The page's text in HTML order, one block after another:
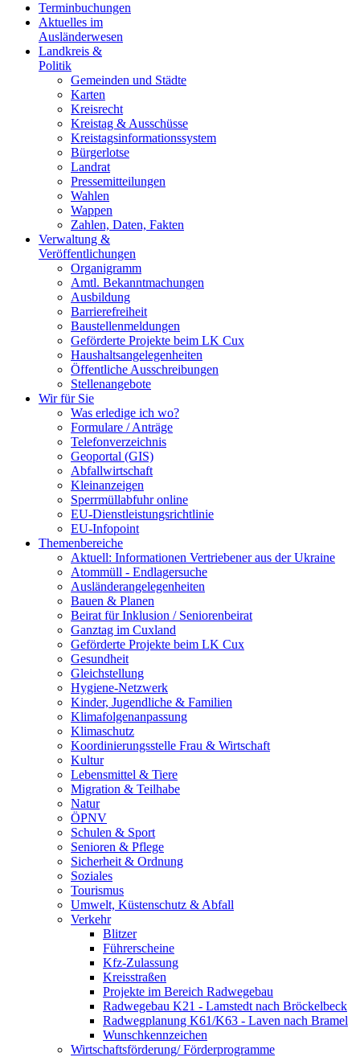
Terminbuchungen
Aktuelles im
Ausländerwesen
Landkreis &
Politik
Gemeinden und Städte
Karten
Kreisrecht
Kreistag & Ausschüsse
Kreistagsinformationssystem
Bürgerlotse
Landrat
Pressemitteilungen
Wahlen
Wappen
Zahlen, Daten, Fakten
Verwaltung &
Veröffentlichungen
Organigramm
Amtl. Bekanntmachungen
Ausbildung
Barrierefreiheit
Baustellenmeldungen
Geförderte Projekte beim LK Cux
Haushaltsangelegenheiten
Öffentliche Ausschreibungen
Stellenangebote
Wir für Sie
Was erledige ich wo?
Formulare / Anträge
Telefonverzeichnis
Geoportal (GIS)
Abfallwirtschaft
Kleinanzeigen
Sperrmüllabfuhr online
EU-Dienstleistungsrichtlinie
EU-Infopoint
Themenbereiche
Aktuell: Informationen Vertriebener aus der Ukraine
Atommüll - Endlagersuche
Ausländerangelegenheiten
Bauen & Planen
Beirat für Inklusion / Seniorenbeirat
Ganztag im Cuxland
Geförderte Projekte beim LK Cux
Gesundheit
Gleichstellung
Hygiene-Netzwerk
Kinder, Jugendliche & Familien
Klimafolgenanpassung
Klimaschutz
Koordinierungsstelle Frau & Wirtschaft
Kultur
Lebensmittel & Tiere
Migration & Teilhabe
Natur
ÖPNV
Schulen & Sport
Senioren & Pflege
Sicherheit & Ordnung
Soziales
Tourismus
Umwelt, Küstenschutz & Abfall
Verkehr
Blitzer
Führerscheine
Kfz-Zulassung
Kreisstraßen
Projekte im Bereich Radwegebau
Radwegebau K21 - Lamstedt nach Bröckelbeck
Radwegplanung K61/K63 - Laven nach Bramel
Wunschkennzeichen
Wirtschaftsförderung/ Förderprogramme